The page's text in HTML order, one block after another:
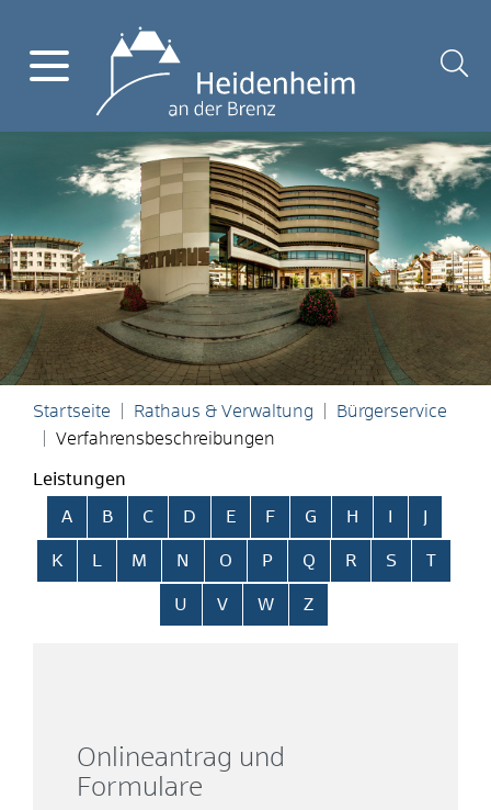
Startseite Rathaus & Verwaltung
Bürgerservice
Verfahrensbeschreibungen
Leistungen
Alphabetisches Register überspringen
A B C D E F G H
K L M N O P Q R S T
U V W Z
Onlineantrag und
Formulare